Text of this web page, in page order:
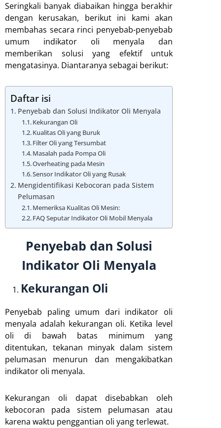
Seringkali banyak diabaikan hingga berakhir
dengan kerusakan, berikut ini kami akan
membahas secara rinci penyebab-penyebab
umum indikator oli menyala dan
memberikan solusi yang efektif untuk
mengatasinya. Diantaranya sebagai berikut:
Daftar isi
Penyebab dan Solusi Indikator Oli Menyala
Kekurangan Oli
Kualitas Oli yang Buruk
Filter Oli yang Tersumbat
Masalah pada Pompa Oli
Overheating pada Mesin
Sensor Indikator Oli yang Rusak
Mengidentifikasi Kebocoran pada Sistem
Pelumasan
Memeriksa Kualitas Oli Mesin:
FAQ Seputar Indikator Oli Mobil Menyala
Penyebab dan Solusi
Indikator Oli Menyala
Kekurangan Oli
Penyebab paling umum dari indikator oli
menyala adalah kekurangan oli. Ketika level
oli di bawah batas minimum yang
ditentukan, tekanan minyak dalam sistem
pelumasan menurun dan mengakibatkan
indikator oli menyala.
Kekurangan oli dapat disebabkan oleh
kebocoran pada sistem pelumasan atau
karena waktu penggantian oli yang terlewat.